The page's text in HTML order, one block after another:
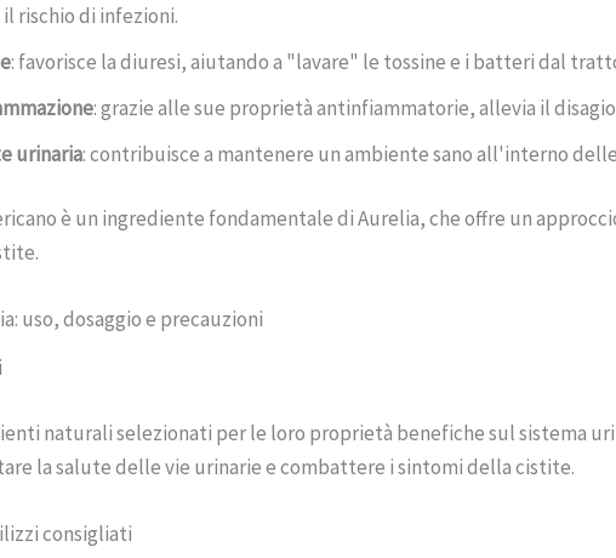
rischio di infezioni.
: favorisce la diuresi, aiutando a "lavare" le tossine e i batteri dal
: grazie alle sue proprietà antinfiammatorie, allevia il
urinaria: contribuisce a mantenere un ambiente sano all'interno
è un ingrediente fondamentale di Aurelia, che offre un
uso, dosaggio e precauzioni
naturali selezionati per le loro proprietà benefiche sul sistema
la salute delle vie urinarie e combattere i sintomi della cistite.
consigliati